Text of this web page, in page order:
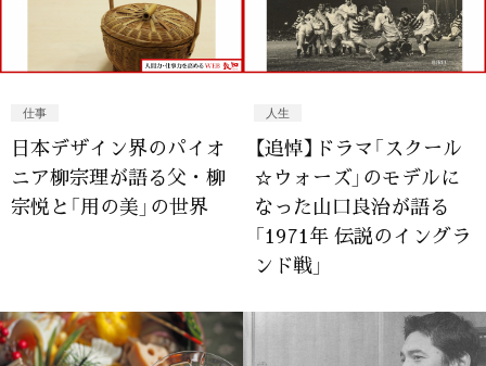
仕事
日本デザイン界のパイオ
ニア柳宗理が語る父・柳
宗悦と「用の美」の世界
人生
【追悼】ドラマ「スクール
☆ウォーズ」のモデルに
なった山口良治が語る
「1971年 伝説のイングラ
ンド戦」